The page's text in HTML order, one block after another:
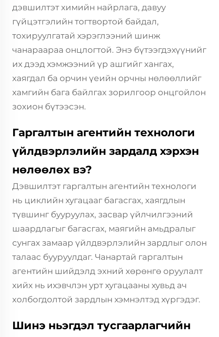
дэвшилтэт химийн найрлага, давуу
гүйцэтгэлийн тогтвортой байдал,
тохируулгатай хэрэглээний шинж
чанараараа онцлогтой. Энэ бүтээгдэхүүнийг
их дээд хэмжээний үр ашгийг хангах,
хаягдал ба орчин үеийн орчны нөлөөллийг
хамгийн бага байлгах зорилгоор онцгойлон
зохион бүтээсэн.
Гаргалтын агентийн технологи
үйлдвэрлэлийн зардалд хэрхэн
нөлөөлөх вэ?
Дэвшилтэт гаргалтын агентийн технологи
нь циклийн хугацааг багасгах, хаягдлын
түвшинг бууруулах, засвар үйлчилгээний
шаардлагыг багасгах, маягийн амьдралыг
сунгах замаар үйлдвэрлэлийн зардлыг олон
талаас бууруулдаг. Чанартай гаргалтын
агентийн шийдэлд эхний хөрөнгө оруулалт
хийх нь ихэвчлэн урт хугацааны хувьд ач
холбогдолтой зардлын хэмнэлтэд хүргэдэг.
Шинэ ньэгдэл тусгаарлагчийн